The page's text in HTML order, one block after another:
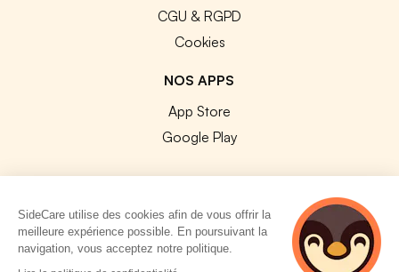
CGU & RGPD
Cookies
NOS APPS
App Store
Google Play
© 2026 SideCare. Tous droits réservés.
SideCare utilise des cookies afin de vous offrir la
meilleure expérience possible. En poursuivant la
navigation, vous acceptez notre politique.
2 personnes